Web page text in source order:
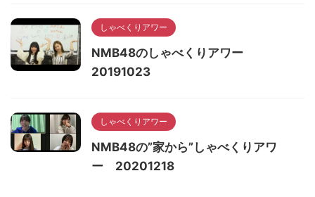
しゃべくりアワー
NMB48のしゃべくりアワー
20191023
しゃべくりアワー
NMB48の”家から”しゃべくりアワ
ー 20201218